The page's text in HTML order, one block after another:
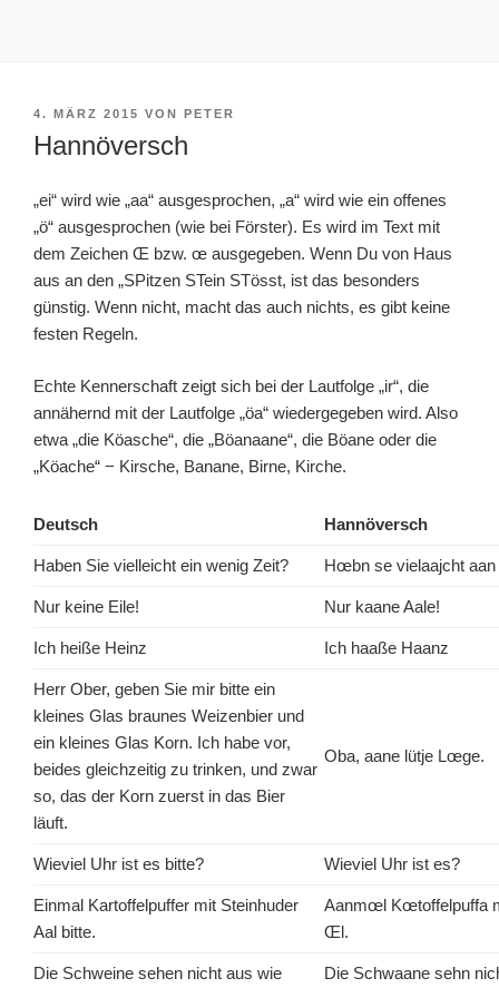
VERÖFFENTLICHT
4. MÄRZ 2015 VON PETER
Hannöversch
„ei“ wird wie „aa“ ausgesprochen, „a“ wird wie ein offenes
„ö“ ausgesprochen (wie bei Förster). Es wird im Text mit
dem Zeichen Œ bzw. œ ausgegeben. Wenn Du von Haus
aus an den „SPitzen STein STösst, ist das besonders
günstig. Wenn nicht, macht das auch nichts, es gibt keine
festen Regeln.
Echte Kennerschaft zeigt sich bei der Lautfolge „ir“, die
annähernd mit der Lautfolge „öa“ wiedergegeben wird. Also
etwa „die Köasche“, die „Böanaane“, die Böane oder die
„Köache“ − Kirsche, Banane, Birne, Kirche.
Deutsch Hannöversch
Haben Sie vielleicht ein wenig Zeit? Hœbn se vielaajcht aan
Nur keine Eile! Nur kaane Aale!
Ich heiße Heinz Ich haaße Haanz
Herr Ober, geben Sie mir bitte ein
kleines Glas braunes Weizenbier und
ein kleines Glas Korn. Ich habe vor,
beides gleichzeitig zu trinken, und zwar
so, das der Korn zuerst in das Bier
läuft.
Oba, aane lütje Lœge.
Wieviel Uhr ist es bitte? Wieviel Uhr ist es?
Einmal Kartoffelpuffer mit Steinhuder
Aal bitte.
Aanmœl Kœtoffelpuffa
Œl.
Die Schweine sehen nicht aus wie
Die Schwaane sehn